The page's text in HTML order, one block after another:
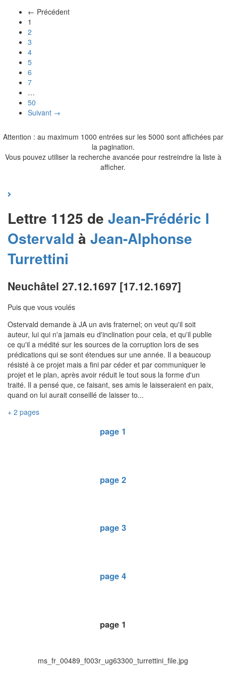
← Précédent
1
2
3
4
5
6
7
…
50
Suivant →
Attention : au maximum 1000 entrées sur les 5000 sont affichées par
la pagination.
Vous pouvez utiliser la recherche avancée pour restreindre la liste à
afficher.
Lettre 1125 de Jean-Frédéric I
Ostervald à Jean-Alphonse
Turrettini
Neuchâtel 27.12.1697 [17.12.1697]
Puis que vous voulés
Ostervald demande à JA un avis fraternel; on veut qu'il soit
auteur, lui qui n'a jamais eu d'inclination pour cela, et qu'il publie
ce qu'il a médité sur les sources de la corruption lors de ses
prédications qui se sont étendues sur une année. Il a beaucoup
résisté à ce projet mais a fini par céder et par communiquer le
projet et le plan, après avoir réduit le tout sous la forme d'un
traité. Il a pensé que, ce faisant, ses amis le laisseraient en paix,
quand on lui aurait conseillé de laisser to...
+ 2 pages
page 1
page 2
page 3
page 4
page 1
ms_fr_00489_f003r_ug63300_turrettini_file.jpg